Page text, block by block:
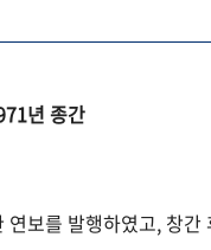
년 종간
보를 발행하였고, 창